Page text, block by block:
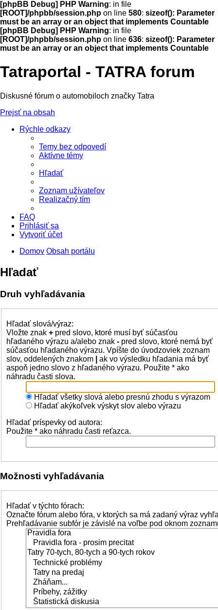
[phpBB Debug] PHP Warning: in file
[ROOT]/phpbb/session.php on line 580: sizeof(): Parameter
must be an array or an object that implements Countable
[phpBB Debug] PHP Warning: in file
[ROOT]/phpbb/session.php on line 636: sizeof(): Parameter
must be an array or an object that implements Countable
Tatraportal - TATRA forum
Diskusné fórum o automobiloch značky Tatra
Prejsť na obsah
Rýchle odkazy
Temy bez odpovedí
Aktívne témy
Hľadať
Zoznam užívateľov
Realizačný tím
FAQ
Prihlásiť sa
Vytvoriť účet
Domov Obsah portálu
Hľadať
Druh vyhľadávania
Hľadať slová/výraz:
Vložte znak + pred slovo, ktoré musí byť súčasťou
hľadaného výrazu a/alebo znak - pred slovo, ktoré nemá byť
súčasťou hľadaného výrazu. Vpíšte do úvodzoviek zoznam
slov, oddelených znakom
ak vo výsledku hľadania má byť
aspoň jedno slovo z hľadaného výrazu. Použite * ako
náhradu časti slova.
Hľadať všetky slová alebo presnú zhodu s výrazom
Hľadať akýkoľvek výskyt slov alebo výrazu
Hľadať príspevky od autora:
Použite * ako náhradu časti reťazca.
Možnosti vyhľadávania
Hľadať v týchto fórach:
Označte fórum alebo fóra, v ktorých sa má zadaný výraz
Prehľadávanie subfór je závislé na voľbe pod oknom